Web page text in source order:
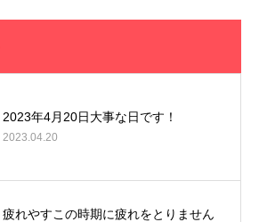
2023年4月20日大事な日です！
2023.04.20
疲れやすこの時期に疲れをとりません